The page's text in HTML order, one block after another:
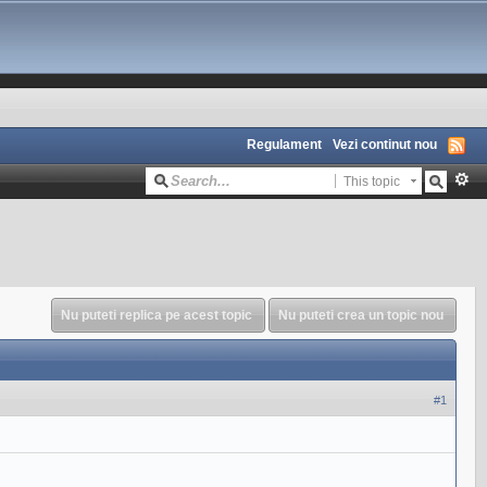
Regulament Vezi continut nou
This topic
Nu puteti crea un topic nou
Nu puteti replica pe acest topic
#1